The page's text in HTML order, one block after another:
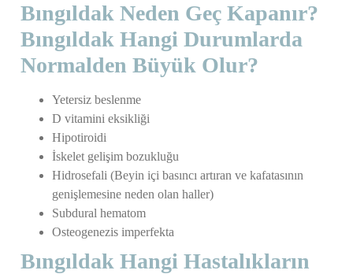
Bıngıldak Neden Geç Kapanır?
Bıngıldak Hangi Durumlarda
Normalden Büyük Olur?
Yetersiz beslenme
D vitamini eksikliği
Hipotiroidi
İskelet gelişim bozukluğu
Hidrosefali (Beyin içi basıncı artıran ve kafatasının
genişlemesine neden olan haller)
Subdural hematom
Osteogenezis imperfekta
Bıngıldak Hangi Hastalıkların